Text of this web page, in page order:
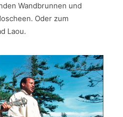
Wandbrunnen und
Oder zum
Laou.